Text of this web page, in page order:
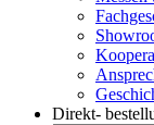
Direkt-